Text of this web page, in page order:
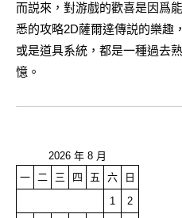
而説來，對游戲的歡喜是因爲
悉的攻略2D薩爾達傳説的樂趣
或是道具系統，都是一種過去
憶。
2026 年 8 月
一 二 三 四 五 六
日
1
2